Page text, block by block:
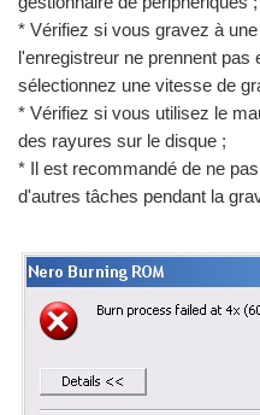
* Vérifiez si vous gravez à
l'enregistreur ne prennent
sélectionnez une vitesse de
* Vérifiez si vous utilisez le
des rayures sur le disque ;
* Il est recommandé de ne
d'autres tâches pendant la